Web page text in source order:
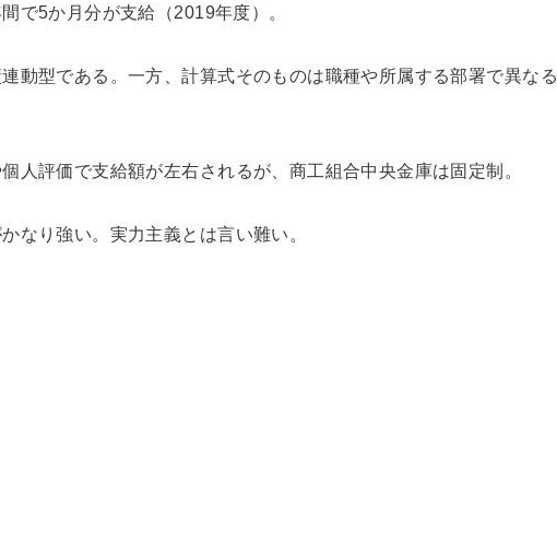
で5か月分が支給（2019年度）。
動型である。一方、計算式そのものは職種や所属する部署で異なる
人評価で支給額が左右されるが、商工組合中央金庫は固定制。
なり強い。実力主義とは言い難い。